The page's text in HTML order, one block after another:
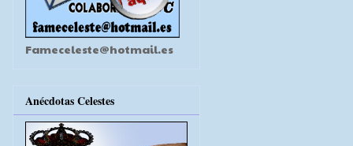
Fameceleste@hotmail.es
Anécdotas Celestes